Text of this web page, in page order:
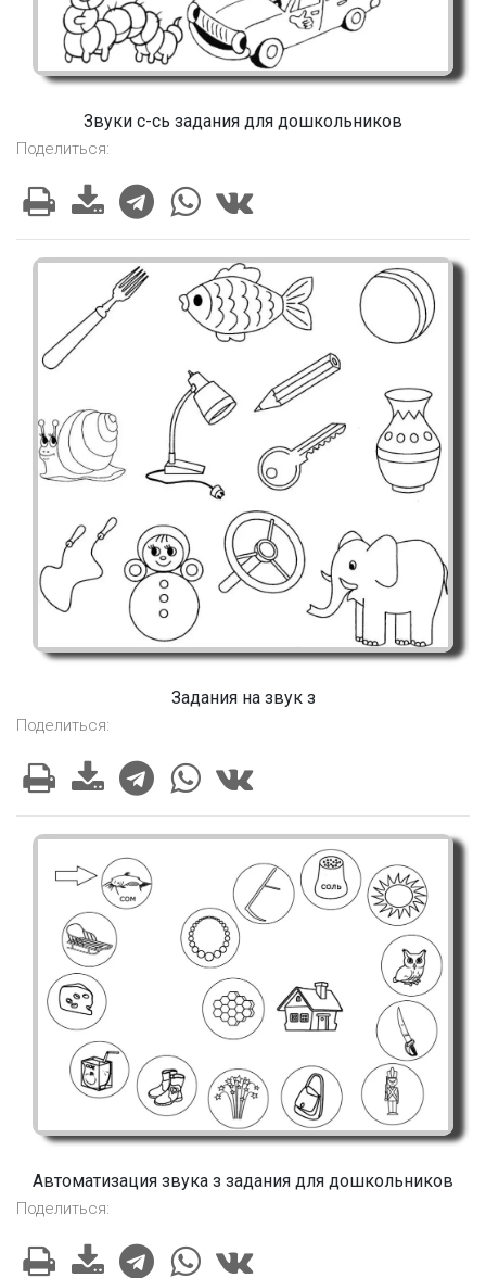
Звуки с-сь задания для дошкольников
Поделиться:
Задания на звук з
Поделиться:
Автоматизация звука з задания для дошкольников
Поделиться: